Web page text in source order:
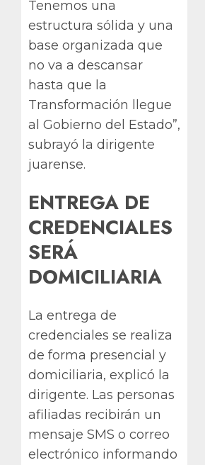
Tenemos una
estructura sólida y una
base organizada que
no va a descansar
hasta que la
Transformación llegue
al Gobierno del Estado”,
subrayó la dirigente
juarense.
ENTREGA DE
CREDENCIALES
SERÁ
DOMICILIARIA
La entrega de
credenciales se realiza
de forma presencial y
domiciliaria, explicó la
dirigente. Las personas
afiliadas recibirán un
mensaje SMS o correo
electrónico informando